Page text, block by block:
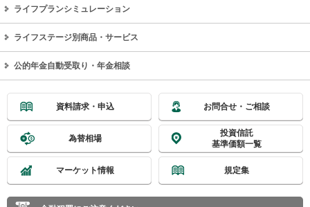
ライフプランシミュレーション
ライフステージ別商品・サービス
公的年金自動受取り・年金相談
資料請求・申込 お問合せ・ご相談
為替相場
投資信託
基準価額一覧
マーケット情報 規定集